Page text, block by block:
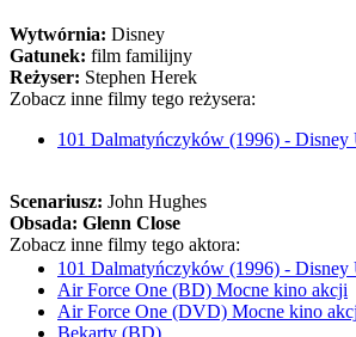
Wytwórnia: Disney
Gatunek: film familijny
Reżyser: Stephen Herek
Zobacz inne filmy tego reżysera:
101 Dalmatyńczyków (1996) -
Scenariusz: John Hughes
Obsada: Glenn Close
Zobacz inne filmy tego aktora:
101 Dalmatyńczyków (1996) -
Air Force One (BD) Mocne kino akcji
Air Force One (DVD) Mocne kino
Bekarty (BD)